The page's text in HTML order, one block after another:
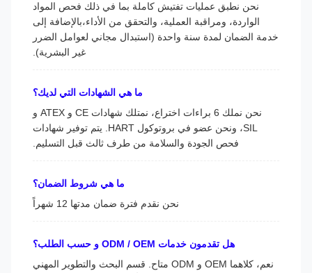
نحن نطبق عمليات تفتيش كاملة بما في ذلك فحص المواد
الواردة، ومراقبة العملية، والتحقق من الأداء،بالإضافة إلى
خدمة الضمان لمدة سنة واحدة (استبدال مجاني لعوامل الضرر
غير البشرية).
ما هي الشهادات التي لديك؟
نحن نملك 6 براءات اختراع، نمتلك شهادات CE و ATEX و
SIL، ونحن عضو في بروتوكول HART. يتم توفير شهادات
فحص الجودة والسلامة من طرف ثالث قبل التسليم.
ما هي شروط الضمان؟
نحن نقدم فترة ضمان مدتها 12 شهراً
هل تقدمون خدمات ODM / OEM و حسب الطلب؟
نعم، كلاهما OEM و ODM متاح. قسم البحث والتطوير المهني